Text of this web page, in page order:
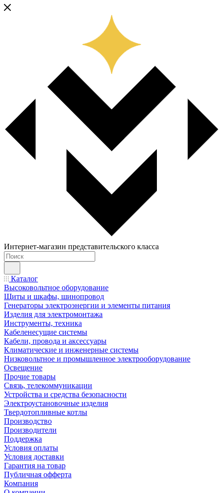
Интернет-магазин представительского класса
Каталог
Высоковольтное оборудование
Щиты и шкафы, шинопровод
Генераторы электроэнергии и элементы питания
Изделия для электромонтажа
Инструменты, техника
Кабеленесущие системы
Кабели, провода и аксессуары
Климатические и инженерные системы
Низковольтное и промышленное электрооборудование
Освещение
Прочие товары
Связь, телекоммуникации
Устройства и средства безопасности
Электроустановочные изделия
Твердотопливные котлы
Производство
Производители
Поддержка
Условия оплаты
Условия доставки
Гарантия на товар
Публичная офферта
Компания